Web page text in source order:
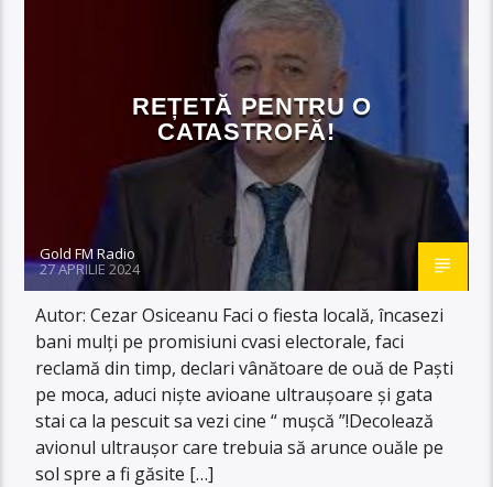
REȚETĂ PENTRU O
CATASTROFĂ!
Gold FM Radio
27 APRILIE 2024
Autor: Cezar Osiceanu Faci o fiesta locală, încasezi
bani mulți pe promisiuni cvasi electorale, faci
reclamă din timp, declari vânătoare de ouă de Paști
pe moca, aduci niște avioane ultraușoare și gata
stai ca la pescuit sa vezi cine “ mușcă ”!Decolează
avionul ultraușor care trebuia să arunce ouăle pe
sol spre a fi găsite […]